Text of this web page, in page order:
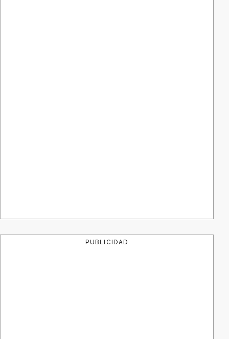
PUBLICIDAD